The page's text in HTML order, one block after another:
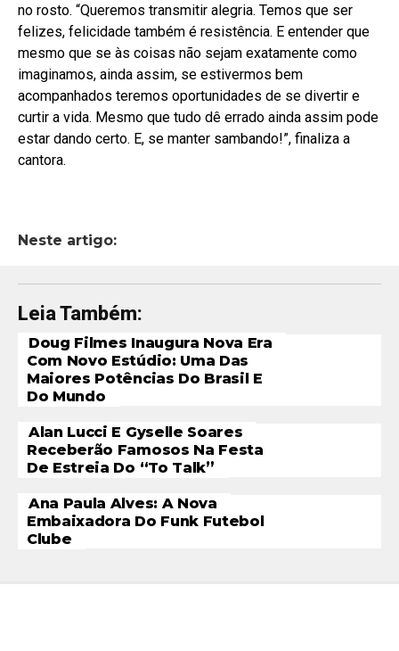
no rosto. “Queremos transmitir alegria. Temos que ser
felizes, felicidade também é resistência. E entender que
mesmo que se às coisas não sejam exatamente como
imaginamos, ainda assim, se estivermos bem
acompanhados teremos oportunidades de se divertir e
curtir a vida. Mesmo que tudo dê errado ainda assim pode
estar dando certo. E, se manter sambando!”, finaliza a
cantora.
Neste artigo:
Leia Também:
Doug Filmes Inaugura Nova Era
Com Novo Estúdio: Uma Das
Maiores Potências Do Brasil E
Do Mundo
Alan Lucci E Gyselle Soares
Receberão Famosos Na Festa
De Estreia Do “To Talk”
Ana Paula Alves: A Nova
Embaixadora Do Funk Futebol
Clube